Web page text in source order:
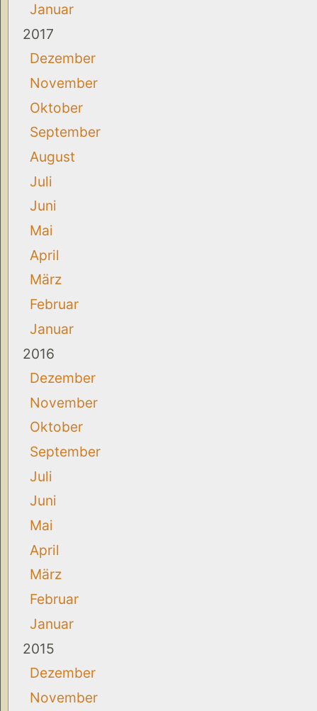
Januar
2017
Dezember
November
Oktober
September
August
Juli
Juni
Mai
April
März
Februar
Januar
2016
Dezember
November
Oktober
September
Juli
Juni
Mai
April
März
Februar
Januar
2015
Dezember
November